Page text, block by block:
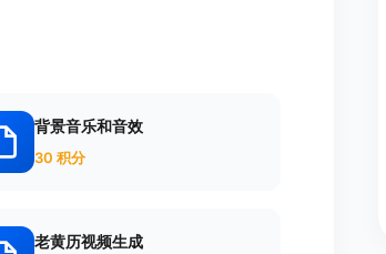
背景音乐和音效
30 积分
老黄历视频生成